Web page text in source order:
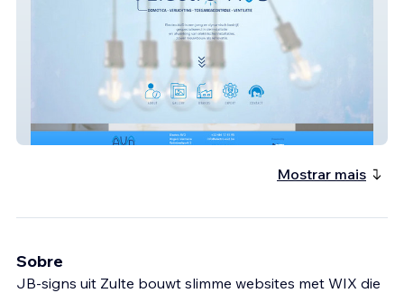
Electro AV
Mostrar mais
Sobre
JB-signs uit Zulte bouwt slimme websites met WIX die